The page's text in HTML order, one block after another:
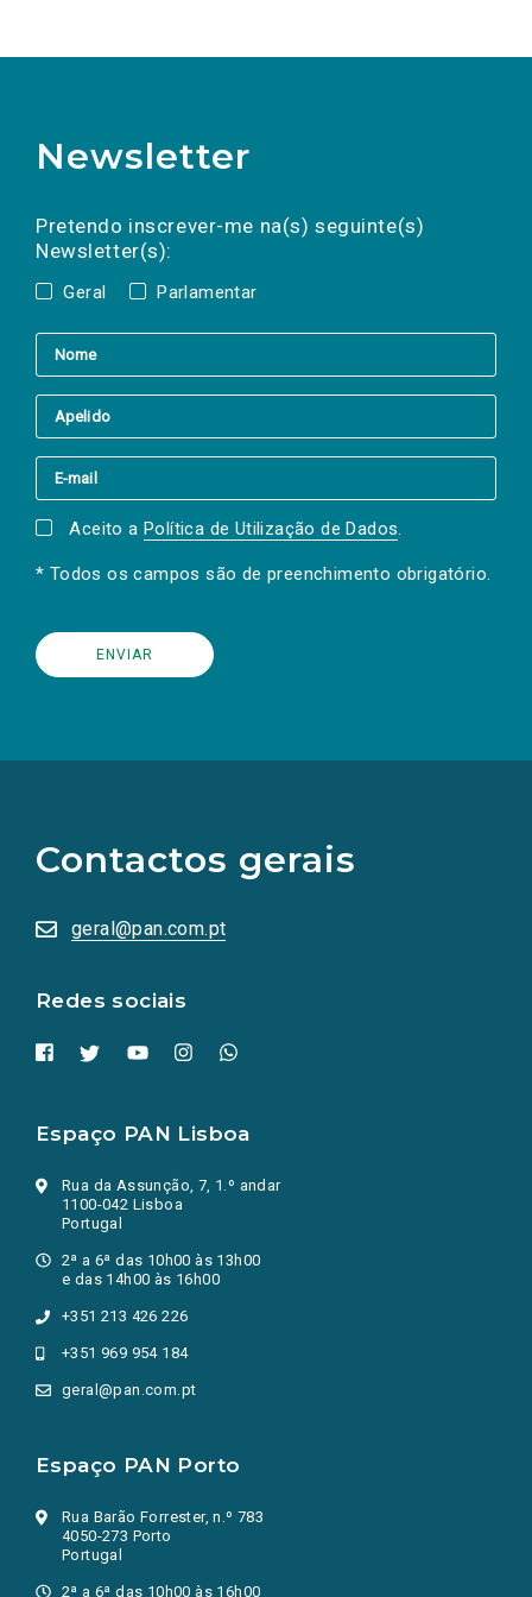
Newsletter
Pretendo inscrever-me na(s) seguinte(s)
Newsletter(s):
Geral Parlamentar
a(s) newsletter(s).
mail
Aceito a Política de Utilização de Dados.
* Todos os campos são de preenchimento obrigatório.
Contactos gerais
geral@pan.com.pt
Redes sociais
redes
sociais
numa
nova
Espaço PAN Lisboa
Rua da Assunção, 7, 1.º andar
1100-042 Lisboa
Portugal
2ª a 6ª das 10h00 às 13h00
e das 14h00 às 16h00
+351 213 426 226
+351 969 954 184
geral@pan.com.pt
Espaço PAN Porto
Rua Barão Forrester, n.º 783
4050-273 Porto
Portugal
2ª a 6ª das 10h00 às 16h00